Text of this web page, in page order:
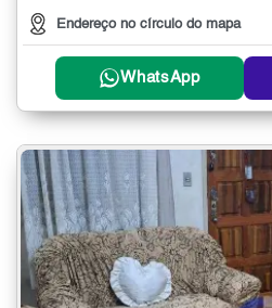
Endereço no círculo do mapa
WhatsApp